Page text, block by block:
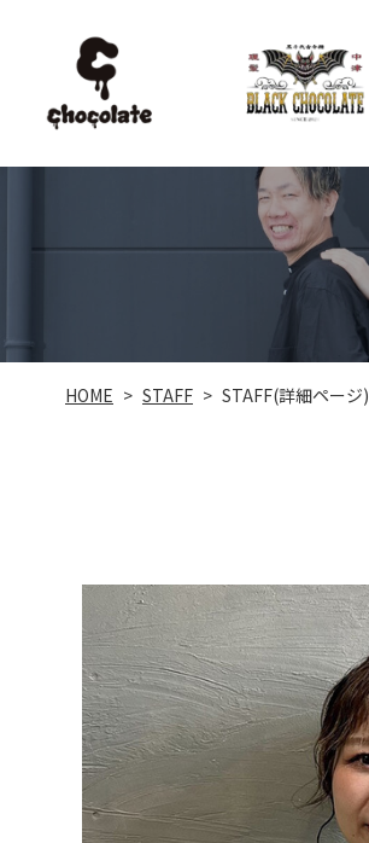
HOME > STAFF > STAFF(詳細ページ)